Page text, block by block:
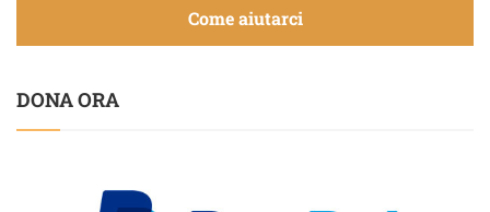
Come aiutarci
DONA ORA